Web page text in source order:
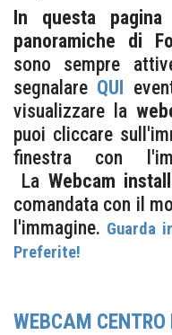
In questa
panoramiche di
sono sempre
segnalare QUI
visualizzare la
puoi cliccare
finestra con
La Webcam
comandata con il
l'immagine. Guarda
Preferite!
WEBCAM